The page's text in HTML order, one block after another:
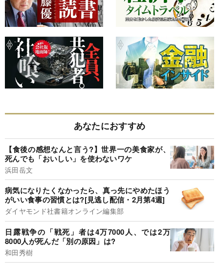
あなたにおすすめ
【食後の感想なんと言う?】世界一の美食家が、
死んでも「おいしい」を使わないワケ
浜田岳文
病気になりたくなかったら、真っ先にやめたほう
がいい食事の習慣とは?[見逃し配信・2月第4週]
ダイヤモンド社書籍オンライン編集部
日露戦争の「戦死」者は4万7000人、では2万
8000人が死んだ「別の原因」は?
和田秀樹